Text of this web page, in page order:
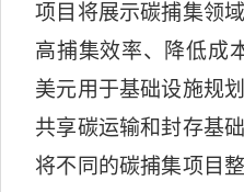
项目将展示碳捕集领
高捕集效率、降低成
美元用于基础设施规
共享碳运输和封存基
将不同的碳捕集项目